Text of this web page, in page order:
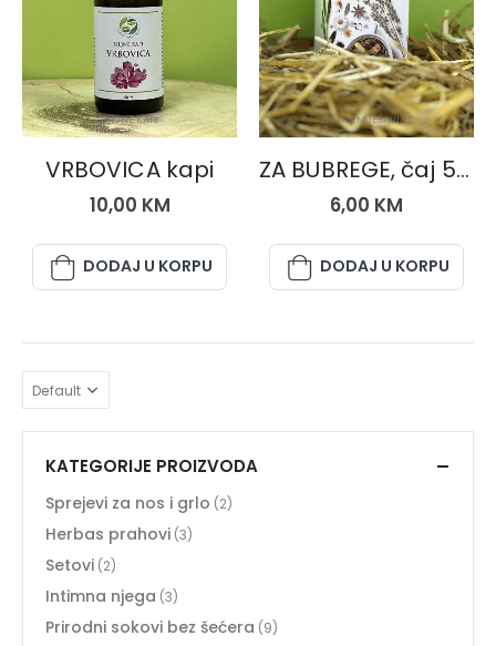
BILJNE KAPI
VRBOVICA kapi
10,00 KM
DODAJ U KORPU
ČAJNE MJEŠAVINE
ZA BUBREGE, čaj 50 gr.
6,00 KM
DODAJ U KORPU
KATEGORIJE PROIZVODA
Sprejevi za nos i grlo (2)
Herbas prahovi (3)
Setovi (2)
Intimna njega (3)
Prirodni sokovi bez šećera (9)